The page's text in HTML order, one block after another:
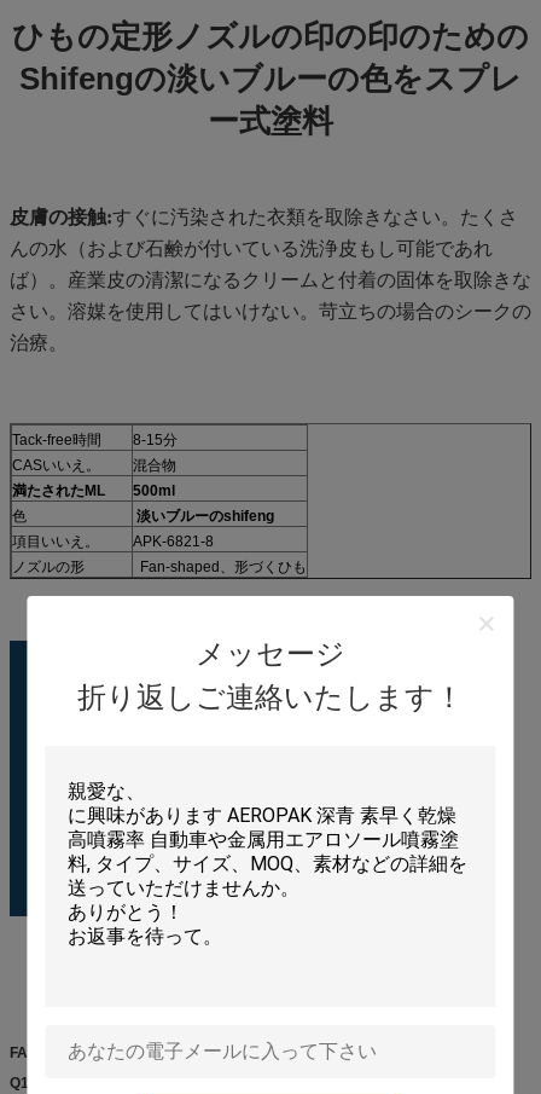
メッセージ
折り返しご連絡いたします！
ひもの定形ノズルの印の印のための
Shifengの淡いブルーの色をスプレ
ー式塗料
皮膚の接触:すぐに汚染された衣類を取除きなさい。たくさ
んの水（および石鹸が付いている洗浄皮もし可能であれ
ば）。産業皮の清潔になるクリームと付着の固体を取除きな
さい。溶媒を使用してはいけない。苛立ちの場合のシークの
治療。
Tack-free時間
8-15分
CASいいえ。
混合物
満たされたML
500ml
色
淡いブルーのshifeng
項目いいえ。
APK-6821-8
ノズルの形
Fan-shaped、形づくひも
FAQ
Q1.